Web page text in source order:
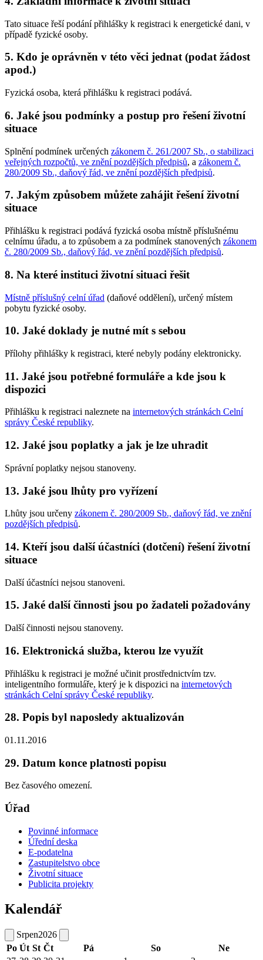
Tato situace řeší podání přihlášky k registraci k energetické dani, v
případě fyzické osoby.
5. Kdo je oprávněn v této věci jednat (podat žádost
apod.)
Fyzická osoba, která přihlášku k registraci podává.
6. Jaké jsou podmínky a postup pro řešení životní
situace
Splnění podmínek určených zákonem č. 261/2007 Sb., o stabilizaci
veřejných rozpočtů, ve znění pozdějších předpisů, a zákonem č.
280/2009 Sb., daňový řád, ve znění pozdějších předpisů.
7. Jakým způsobem můžete zahájit řešení životní
situace
Přihlášku k registraci podává fyzická osoba místně příslušnému
celnímu úřadu, a to způsobem a za podmínek stanovených zákonem
č. 280/2009 Sb., daňový řád, ve znění pozdějších předpisů.
8. Na které instituci životní situaci řešit
Místně příslušný celní úřad (daňové oddělení), určený místem
pobytu fyzické osoby.
10. Jaké doklady je nutné mít s sebou
Přílohy přihlášky k registraci, které nebyly podány elektronicky.
11. Jaké jsou potřebné formuláře a kde jsou k
dispozici
Přihlášku k registraci naleznete na internetových stránkách Celní
správy České republiky.
12. Jaké jsou poplatky a jak je lze uhradit
Správní poplatky nejsou stanoveny.
13. Jaké jsou lhůty pro vyřízení
Lhůty jsou určeny zákonem č. 280/2009 Sb., daňový řád, ve znění
pozdějších předpisů.
14. Kteří jsou další účastníci (dotčení) řešení životní
situace
Další účastníci nejsou stanoveni.
15. Jaké další činnosti jsou po žadateli požadovány
Další činnosti nejsou stanoveny.
16. Elektronická služba, kterou lze využít
Přihlášku k registraci je možné učinit prostřednictvím tzv.
inteligentního formuláře, který je k dispozici na internetových
stránkách Celní správy České republiky.
28. Popis byl naposledy aktualizován
01.11.2016
29. Datum konce platnosti popisu
Bez časového omezení.
Úřad
Povinné informace
Úřední deska
E-podatelna
Zastupitelstvo obce
Životní situace
Publicita projekty
Kalendář
Srpen2026
Po Út St Čt Pá So
Ne